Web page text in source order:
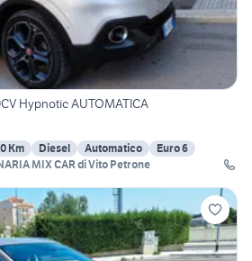
Hypnotic AUTOMATICA
Km Diesel Automatico
Euro 6
MIX CAR di Vito Petrone